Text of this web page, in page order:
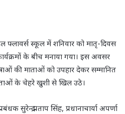
फ्लावर्स स्कूल में शनिवार को मातृ-दिवस
के बीच मनाया गया। इस अवसर
की माताओं को उपहार देकर सम्मानित
के चेहरे खुशी से खिल उठे।
सुरेन्द्र प्रताप सिंह, प्रधानाचार्या अपर्णा